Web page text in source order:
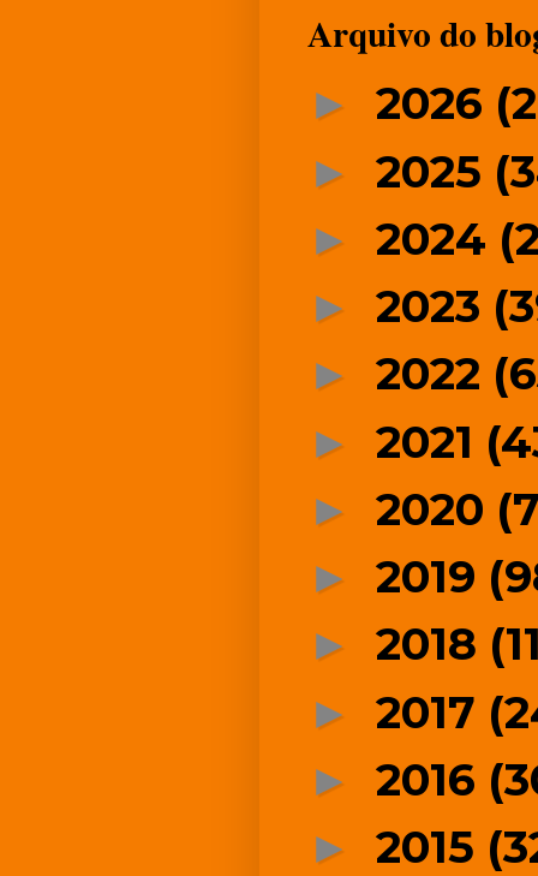
Arquivo do
► 2026
► 2025
► 2024
► 2023
► 2022
► 2021
► 2020
► 2019
► 2018
► 2017
► 2016
► 2015